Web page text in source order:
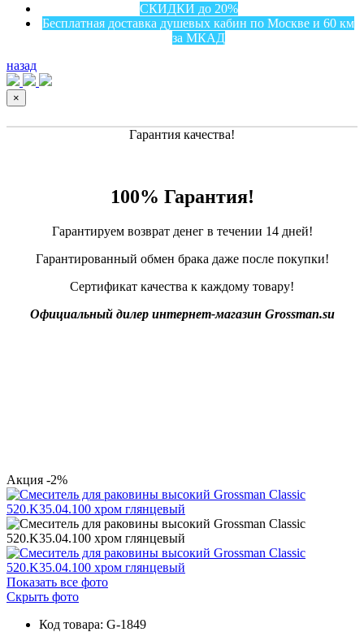
СКИДКИ до 20%
Бесплатная доставка душевых кабин по Москве и 60 км
за МКАД
назад
×
Гарантия качества!
100% Гарантия!
Гарантируем возврат денег в течении 14 дней!
Гарантированный обмен брака даже после покупки!
Сертификат качества к каждому товару!
Официальный дилер интернет-магазин Grossman.su
Акция -2%
Показать все фото
Скрыть фото
Код товара: G-1849